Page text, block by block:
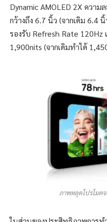
Dynamic AMOLED 2X ความ
กว้างถึง 6.7 นิ้ว (จากเดิม 6.4
รองรับ Refresh Rate 120Hz
1,900nits (จากเดิมทำได้
ภาพหลุดโปรโมต